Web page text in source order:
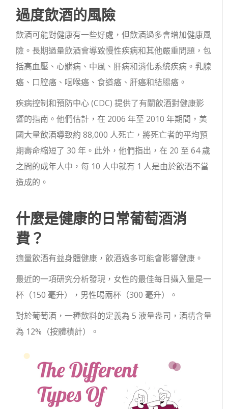
過度飲酒的風險
飲酒可能對健康有一些好處，但飲酒過多會增加健康風
險。長期過量飲酒會導致慢性疾病和其他嚴重問題，包
括高血壓、心髒病、中風、肝病和消化系統疾病。乳腺
癌、口腔癌、咽喉癌、食道癌、肝癌和結腸癌。
疾病控制和預防中心 (CDC) 提供了有關飲酒對健康影
響的指南。他們估計，在 2006 年至 2010 年期間，美
國大量飲酒導致約 88,000 人死亡，將死亡者的平均預
期壽命縮短了 30 年。此外，他們指出，在 20 至 64 歲
之間的成年人中，每 10 人中就有 1 人是由於飲酒不當
造成的。
什麼是健康的日常葡萄酒消
費？
適量飲酒有益身體健康，飲酒過多可能會影響健康。
最近的一項研究分析發現，女性的最佳每日攝入量是一
杯（150 毫升），男性喝兩杯（300 毫升）。
對於葡萄酒，一種飲料的定義為 5 液量盎司，酒精含量
為 12%（按體積計）。